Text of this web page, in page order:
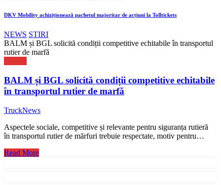
DKV Mobility achiziționează pachetul majoritar de acțiuni la Tolltickets
NEWS STIRI
BALM și BGL solicită condiții competitive echitabile în transportul
rutier de marfă
BALM și BGL solicită condiții competitive echitabile
în transportul rutier de marfă
TruckNews
Aspectele sociale, competitive și relevante pentru siguranța rutieră
în transportul rutier de mărfuri trebuie respectate, motiv pentru…
Read More